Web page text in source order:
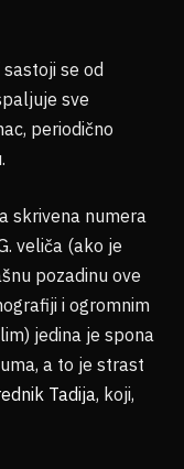
se od
sve
periodično
skrivena numera
veliča (ako je
pozadinu ove
i ogromnim
jedina je spona
a to je strast
Tadija, koji,